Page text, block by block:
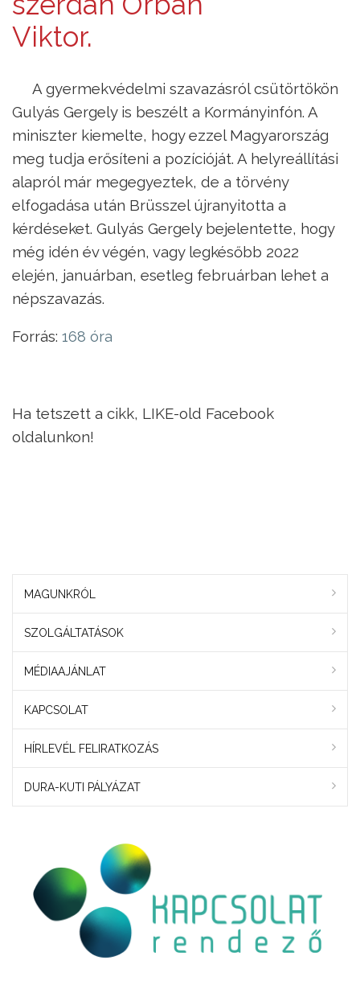
Viktor.
A gyermekvédelmi szavazásról csütörtökön
Gulyás Gergely is beszélt a Kormányinfón. A
miniszter kiemelte, hogy ezzel Magyarország
meg tudja erősíteni a pozícióját. A helyreállítási
alapról már megegyeztek, de a törvény
elfogadása után Brüsszel újranyitotta a
kérdéseket. Gulyás Gergely bejelentette, hogy
még idén év végén, vagy legkésőbb 2022
elején, januárban, esetleg februárban lehet a
népszavazás.
Forrás: 168 óra
Ha tetszett a cikk, LIKE-old Facebook
oldalunkon!
MAGUNKRÓL
SZOLGÁLTATÁSOK
MÉDIAAJÁNLAT
KAPCSOLAT
HÍRLEVÉL FELIRATKOZÁS
DURA-KUTI PÁLYÁZAT